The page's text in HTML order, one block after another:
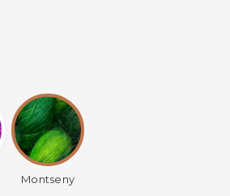
Montseny